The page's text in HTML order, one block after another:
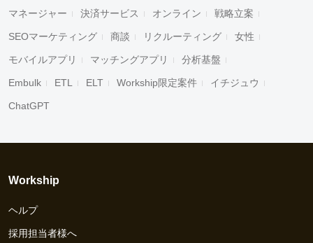
マネージャー 決済サービス オンライン 戦略立案
SEOマーケティング 商談 リクルーティング 女性
モバイルアプリ マッチングアプリ 分析基盤
Embulk ETL ELT Workship限定案件 イチジュウ
ChatGPT
Workship
ヘルプ
採用担当者様へ